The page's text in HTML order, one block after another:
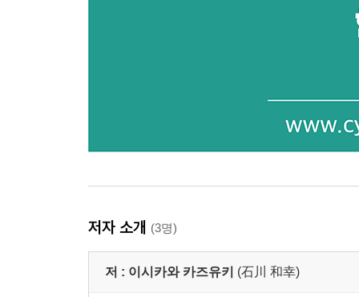
저자 소개 (3명)
저 : 이시카와 카즈유키 (石川 和幸)